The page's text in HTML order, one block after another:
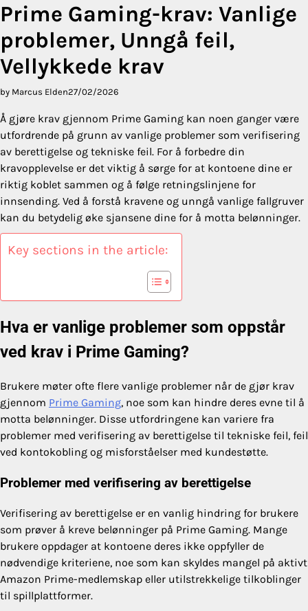
Prime Gaming-krav: Vanlige
problemer, Unngå feil,
Vellykkede krav
by Marcus Elden27/02/2026
Å gjøre krav gjennom Prime Gaming kan noen ganger være
utfordrende på grunn av vanlige problemer som verifisering
av berettigelse og tekniske feil. For å forbedre din
kravopplevelse er det viktig å sørge for at kontoene dine er
riktig koblet sammen og å følge retningslinjene for
innsending. Ved å forstå kravene og unngå vanlige fallgruver
kan du betydelig øke sjansene dine for å motta belønninger.
Key sections in the article:
Hva er vanlige problemer som oppstår
ved krav i Prime Gaming?
Brukere møter ofte flere vanlige problemer når de gjør krav
gjennom Prime Gaming, noe som kan hindre deres evne til å
motta belønninger. Disse utfordringene kan variere fra
problemer med verifisering av berettigelse til tekniske feil, feil
ved kontokobling og misforståelser med kundestøtte.
Problemer med verifisering av berettigelse
Verifisering av berettigelse er en vanlig hindring for brukere
som prøver å kreve belønninger på Prime Gaming. Mange
brukere oppdager at kontoene deres ikke oppfyller de
nødvendige kriteriene, noe som kan skyldes mangel på aktivt
Amazon Prime-medlemskap eller utilstrekkelige tilkoblinger
til spillplattformer.